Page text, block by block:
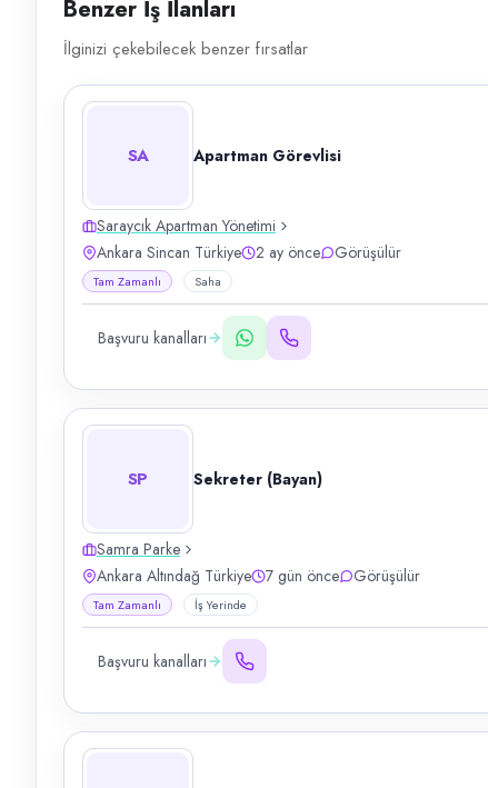
Benzer İş İlanları
İlginizi çekebilecek benzer fırsatlar
SA Apartman Görevlisi
Saraycık Apartman Yönetimi
Ankara Sincan Türkiye
2 ay önce Görüşülür
Tam Zamanlı Saha
Başvuru kanalları
SP Sekreter (Bayan)
Samra Parke
Ankara Altındağ Türkiye
7 gün önce Görüşülür
Tam Zamanlı İş Yerinde
Başvuru kanalları